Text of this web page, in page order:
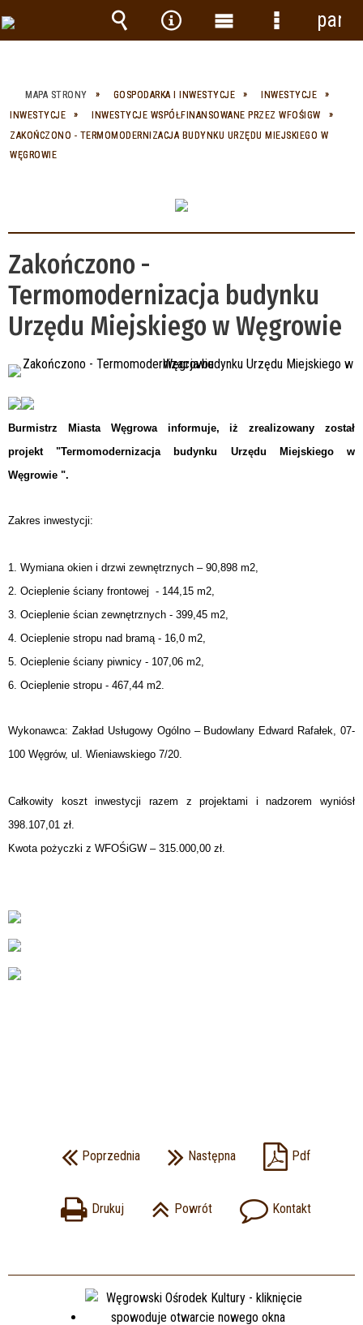
MAPA STRONY GOSPODARKA I INWESTYCJE
INWESTYCJE
INWESTYCJE
INWESTYCJE WSPÓŁFINANSOWANE PRZEZ WFOŚIGW
ZAKOŃCZONO - TERMOMODERNIZACJA BUDYNKU URZĘDU MIEJSKIEGO W
WĘGROWIE
Zakończono -
Termomodernizacja budynku
Urzędu Miejskiego w Węgrowie
Burmistrz Miasta Węgrowa informuje,iż zrealizowany został
projekt"Termomodernizacja budynku Urzędu Miejskiego w
Węgrowie ".
Zakres inwestycji:
1. Wymiana okien i drzwi zewnętrznych – 90,898 m2,
2. Ocieplenie ściany frontowej - 144,15 m2,
3. Ocieplenie ścian zewnętrznych - 399,45 m2,
4. Ocieplenie stropu nad bramą - 16,0 m2,
5. Ocieplenie ściany piwnicy - 107,06 m2,
6. Ocieplenie stropu - 467,44 m2.
Wykonawca: Zakład Usługowy Ogólno – Budowlany Edward Rafałek, 07-
100 Węgrów, ul. Wieniawskiego 7/20.
Całkowity koszt inwestycji razem z projektami i nadzorem wyniósł
398.107,01 zł.
Kwota pożyczki z WFOŚiGW – 315.000,00 zł.
Poprzednia Następna Pdf
Drukuj Powrót Kontakt
Wyszukiwarka
Narzędzia
Menu Menu
panel